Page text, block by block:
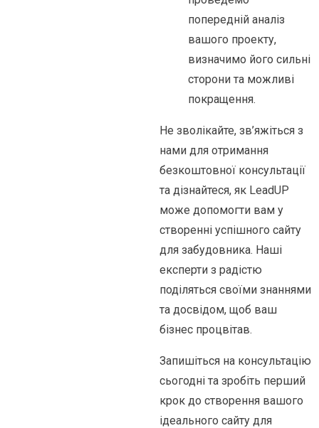
попередній аналіз
вашого проекту,
визначимо його сильні
сторони та можливі
покращення.
Не зволікайте, зв’яжіться з
нами для отримання
безкоштовної консультації
та дізнайтеся, як LeadUP
може допомогти вам у
створенні успішного сайту
для забудовника. Наші
експерти з радістю
поділяться своїми знаннями
та досвідом, щоб ваш
бізнес процвітав.
Запишіться на консультацію
сьогодні та зробіть перший
крок до створення вашого
ідеального сайту для